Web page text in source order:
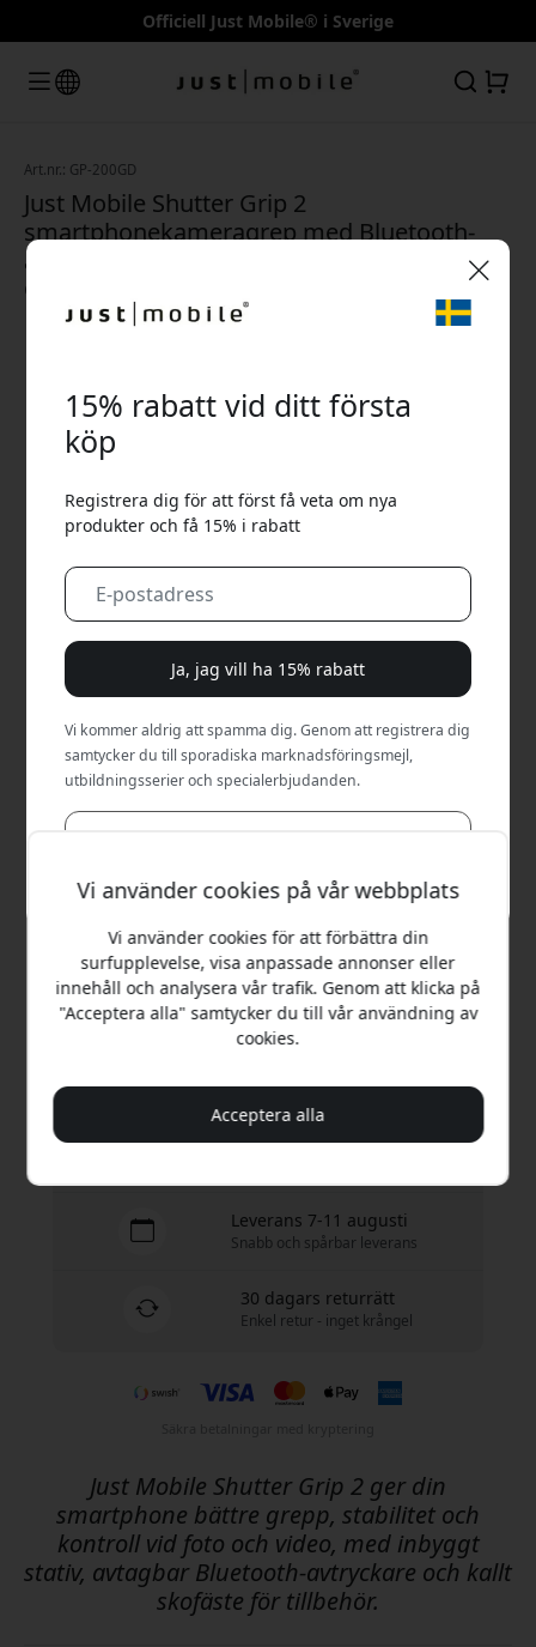
Officiell Just Mobile® i Sverige
Art.nr.: GP-200GD
Just Mobile Shutter Grip 2
smartphonekameragrep med Bluetooth-
avtryckare, selfiestativ och kallskofäste -
Guld
Rekommenderat pris
699 SEK
Köp nu
Fri frakt i Sverige
Leverans 7-11 augusti
Snabb och spårbar leverans
30 dagars returrätt
Enkel retur - inget krångel
Just Mobile Shutter Grip 2 ger din
smartphone bättre grepp, stabilitet och
kontroll vid foto och video, med inbyggt
stativ, avtagbar Bluetooth-avtryckare och kallt
skofäste för tillbehör.
Vi använder cookies på vår webbplats
Vi använder cookies för att förbättra din
surfupplevelse, visa anpassade annonser eller
innehåll och analysera vår trafik. Genom att klicka på
"Acceptera alla" samtycker du till vår användning av
cookies.
Acceptera alla
15% rabatt vid ditt första
köp
Registrera dig för att först få veta om nya
produkter och få 15% i rabatt
Ja, jag vill ha 15% rabatt
Vi kommer aldrig att spamma dig. Genom att registrera dig
samtycker du till sporadiska marknadsföringsmejl,
utbildningsserier och specialerbjudanden.
🎉 Din rabattkod:
Använd denna kod i kassan för att få 15% rabatt.